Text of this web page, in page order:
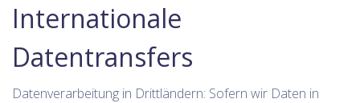
Internationale
Datentransfers
Datenverarbeitung in Drittländern: Sofern wir Daten in